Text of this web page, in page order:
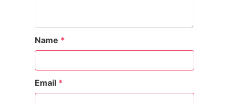
Name *
Email *